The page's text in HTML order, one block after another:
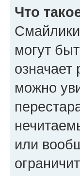
Что
могут
означает
можно
или